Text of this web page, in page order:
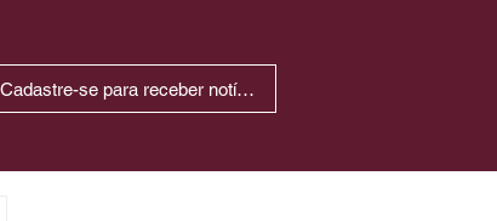
Cadastre-se para receber notícias